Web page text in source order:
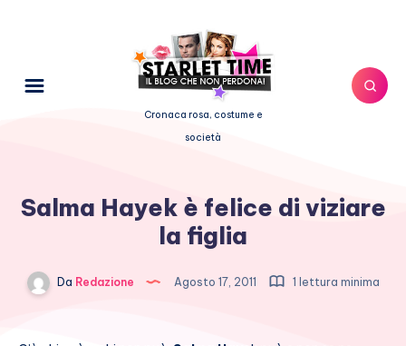
Cronaca rosa, costume e
società
Salma Hayek è felice di viziare
la figlia
Da Redazione Agosto 17, 2011 1 lettura minima